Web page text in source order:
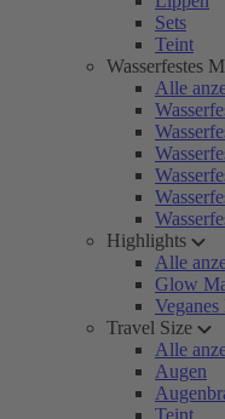
Sets
Teint
Wasserfestes
Alle
Highlights
Alle
Glow
Travel Size
Alle
Augen
Teint